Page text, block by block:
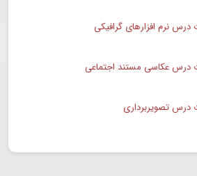
نرم افزارهای گرافیکی
درس عکاسی مستند اجتماعی
درس تصویربرداری